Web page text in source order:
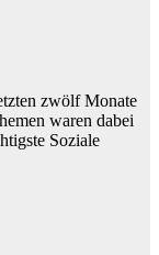
zwölf Monate
waren dabei
Soziale